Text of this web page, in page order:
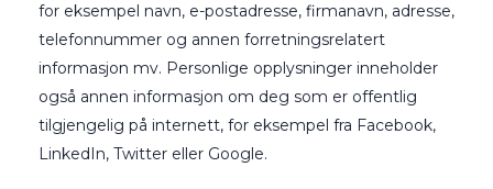
for eksempel navn, e-postadresse, firmanavn, adresse,
telefonnummer og annen forretningsrelatert
informasjon mv. Personlige opplysninger inneholder
også annen informasjon om deg som er offentlig
tilgjengelig på internett, for eksempel fra Facebook,
LinkedIn, Twitter eller Google.